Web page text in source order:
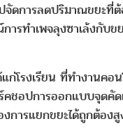
ดการลดปริมาณขยะ
รทำเพจลุงซาเล้งกับ
โรงเรียน ที่ทำงานคอ
คชอปการออกแบบจุด
การแยกขยะได้ถูกต้อ